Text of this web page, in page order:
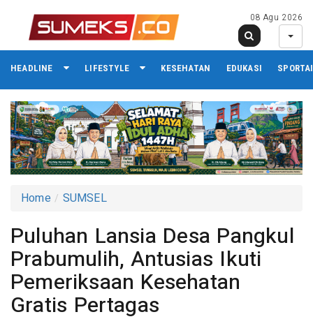
08 Agu 2026
HEADLINE LIFESTYLE KESEHATAN EDUKASI
Home SUMSEL
Puluhan Lansia Desa Pangkul
Prabumulih, Antusias Ikuti
Pemeriksaan Kesehatan
Gratis Pertagas